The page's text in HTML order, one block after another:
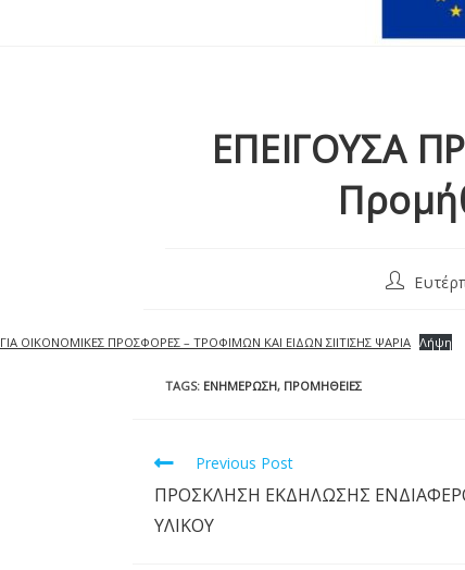
ΕΠΕΙΓΟΥΣΑ
ΓΙΑ ΟΙΚΟΝΟΜΙΚΕΣ ΠΡΟΣΦΟΡΕΣ – ΤΡΟΦΙΜΩΝ ΚΑΙ ΕΙΔΩΝ ΣΙΙΤΙΣΗΣ ΨΑΡΙΑ Λήψη
TAGS: ΕΝΗΜΈΡΩΣΗ, ΠΡΟΜΉΘΕΙΕΣ
Previous Post
ΠΡΟΣΚΛΗΣΗ ΕΚΔΗΛΩΣΗΣ
ΥΛΙΚΟΥ